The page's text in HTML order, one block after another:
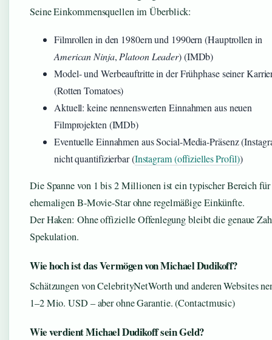
Seine Einkommensquellen im Überblick:
Filmrollen in den 1980ern und 1990ern (Hauptrollen in
American Ninja, Platoon Leader) (IMDb)
Model- und Werbeauftritte in der Frühphase seiner
(Rotten Tomatoes)
Aktuell: keine nennenswerten Einnahmen aus neuen
Filmprojekten (IMDb)
Eventuelle Einnahmen aus Social-Media-Präsenz
nicht quantifizierbar (Instagram (offizielles Profil))
Die Spanne von 1 bis 2 Millionen ist ein typischer Bereich für
ehemaligen B-Movie-Star ohne regelmäßige Einkünfte.
Der Haken: Ohne offizielle Offenlegung bleibt die genaue
Spekulation.
Wie hoch ist das Vermögen von Michael Dudikoff?
Schätzungen von CelebrityNetWorth und anderen Websites
1–2 Mio. USD – aber ohne Garantie. (Contactmusic)
Wie verdient Michael Dudikoff sein Geld?